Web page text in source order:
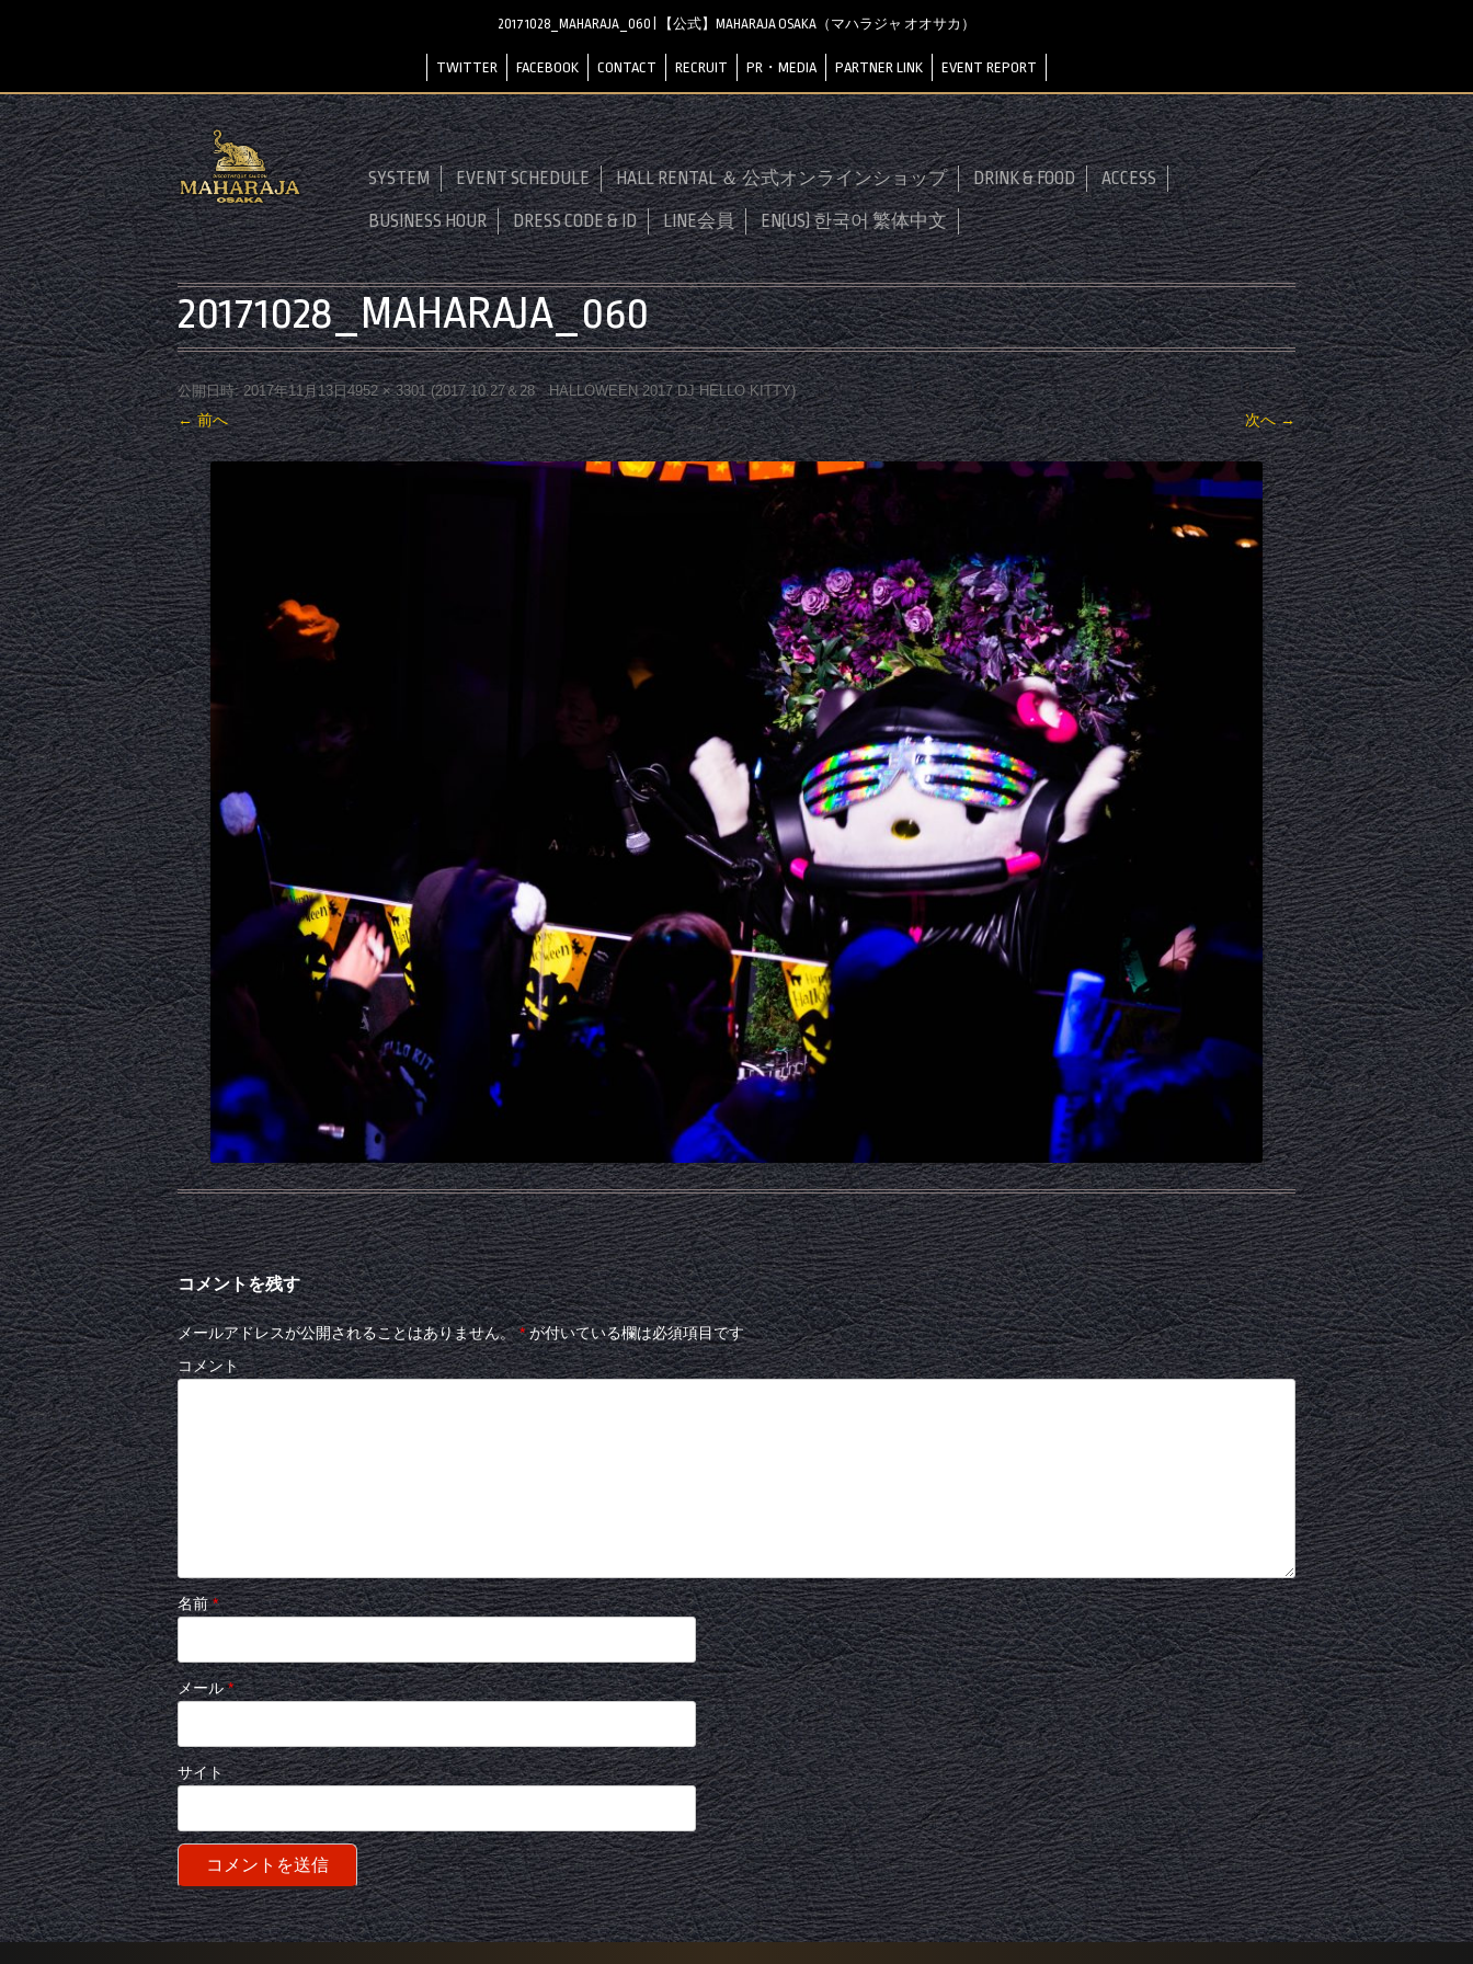
20171028_MAHARAJA_060 | 【公式】MAHARAJA OSAKA（マハラジャ オオサカ）
TWITTER FACEBOOK CONTACT RECRUIT PR・MEDIA PARTNER LINK EVENT REPORT
SYSTEM EVENT SCHEDULE HALL RENTAL ＆ 公式オンラインショップ DRINK & FOOD ACCESS
BUSINESS HOUR DRESS CODE & ID LINE会員 EN(US) 한국어 繁体中文
20171028_MAHARAJA_060
公開日時: 2017年11月13日4952 × 3301(2017.10.27＆28 HALLOWEEN 2017 DJ HELLO KITTY)
← 前へ 次へ →
コメントを残す
メールアドレスが公開されることはありません。 *が付いている欄は必須項目です
コメント
名前*
メール*
サイト